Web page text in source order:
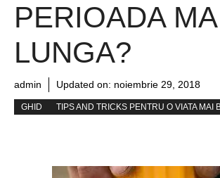
PERIOADA
LUNGA?
admin Updated on: noiembrie 29, 2018
GHID TIPS AND TRICKS PENTRU O VIATA MAI